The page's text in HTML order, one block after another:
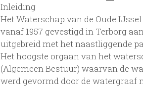
Inleiding
Het Waterschap van de Oude
vanaf 1957 gevestigd in Terborg
uitgebreid met het naastliggende
Het hoogste orgaan van het
(Algemeen Bestuur) waarvan de
werd gevormd door de watergraaf